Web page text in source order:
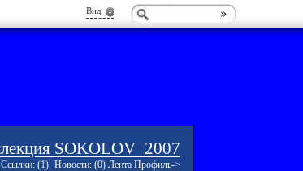
Вид
SOKOLOV_2007
Ссылки: (1) Новости: (0) Лента Профиль->